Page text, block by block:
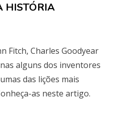
HISTÓRIA
Fitch, Charles Goodyear
alguns dos inventores
das lições mais
as neste artigo.